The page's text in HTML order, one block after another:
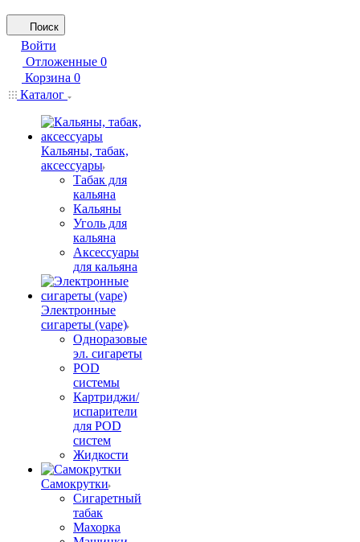
Поиск
Войти
Отложенные 0
Корзина 0
Каталог
Кальяны, табак,
аксессуары
Табак для
кальяна
Кальяны
Уголь для
кальяна
Аксессуары
для кальяна
Электронные
сигареты (vape)
Одноразовые
эл. сигареты
POD
системы
Картриджи/
испарители
для POD
систем
Жидкости
Самокрутки
Сигаретный
табак
Махорка